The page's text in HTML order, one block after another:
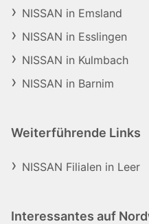
NISSAN in Emsland
NISSAN in Esslingen
NISSAN in Kulmbach
NISSAN in Barnim
Weiterführende Links
NISSAN Filialen in Leer
Interessantes auf